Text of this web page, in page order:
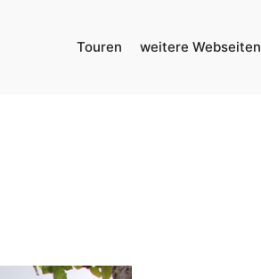
Touren weitere Webseiten